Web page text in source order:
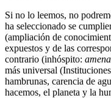
Si no lo leemos, no
ha seleccionado se
(ampliación de
expuestos y de las
contrario (inhóspito:
más universal
hambrunas, carencia de
hacemos, el planeta y la